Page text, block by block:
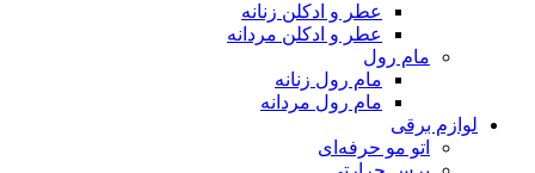
عطر و ادکلن زنانه
عطر و ادکلن مردانه
مام رول
مام رول زنانه
مام رول مردانه
لوازم برقی
اتو مو حرفه‌ای